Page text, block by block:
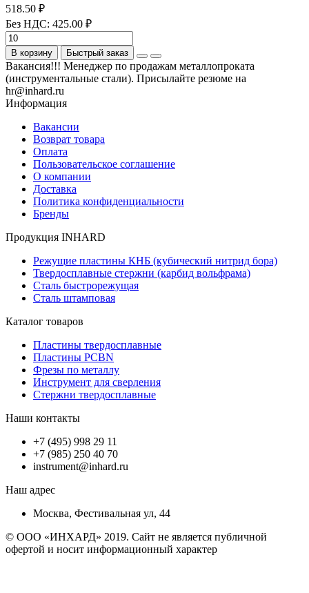
518.50 ₽
Без НДС: 425.00 ₽
В корзину Быстрый заказ
Вакансия!!! Менеджер по продажам металлопроката
(инструментальные стали). Присылайте резюме на
hr@inhard.ru
Информация
Вакансии
Возврат товара
Оплата
Пользовательское соглашение
О компании
Доставка
Политика конфиденциальности
Бренды
Продукция INHARD
Режущие пластины КНБ (кубический нитрид бора)
Твердосплавные стержни (карбид вольфрама)
Сталь быстрорежущая
Сталь штамповая
Каталог товаров
Пластины твердосплавные
Пластины PCBN
Фрезы по металлу
Инструмент для сверления
Стержни твердосплавные
Наши контакты
+7 (495) 998 29 11
+7 (985) 250 40 70
instrument@inhard.ru
Наш адрес
Москва, Фестивальная ул, 44
© ООО «ИНХАРД» 2019. Сайт не является публичной
офертой и носит информационный характер